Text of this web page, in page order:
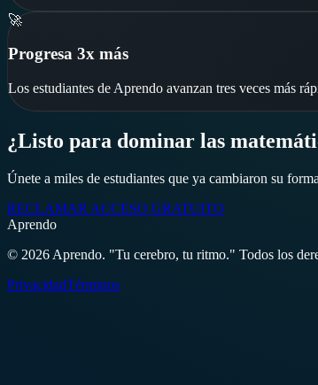
🚀
Progresa 3x más
Los estudiantes de Aprendo avanzan tres veces más
¿Listo para dominar las
Únete a miles de estudiantes que ya cambiaron su
RECLAMAR ACCESO GRATUITO
Aprendo
© 2026 Aprendo. "Tu cerebro, tu ritmo." Todos los
PrivacidadTérminos